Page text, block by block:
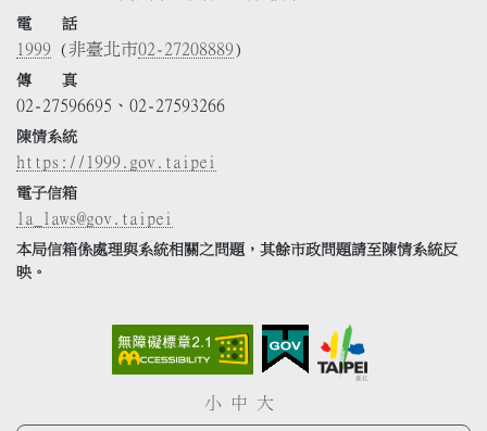
電 話
1999 (非臺北市02-27208889)
傳 真
02-27596695、02-27593266
陳情系統
https://1999.gov.taipei
電子信箱
la_laws@gov.taipei
本局信箱係處理與系統相關之問題，其餘市政問題請至陳情系統反
映。
小 中 大